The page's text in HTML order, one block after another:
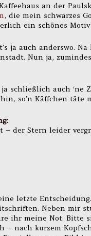
an der
, die mein schwarzes
ein schönes
ja auch anderswo.
Nun ja,
ja schließlich auch
so’n Käffchen
– der Stern leider
letzte
Neben mir
ihr meine Not.
– nach kurzem